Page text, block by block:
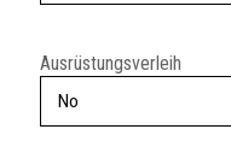
Ausrüstungsverleih